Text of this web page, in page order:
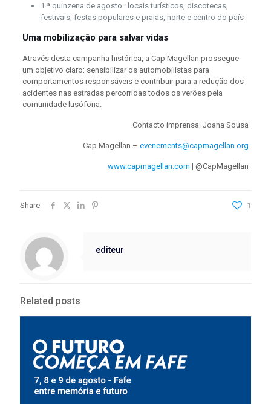
1.ª quinzena de agosto : locais turísticos, discotecas,
festivais, festas populares e praias, norte e centro do país
Uma mobilização para salvar vidas
Através desta campanha histórica, a Cap Magellan prossegue
um objetivo claro: sensibilizar os automobilistas para
comportamentos responsáveis e contribuir para a redução dos
acidentes nas estradas percorridas todos os verões pela
comunidade lusófona.
Contacto imprensa: Joana Sousa
Cap Magellan –evenements@capmagellan.org
www.capmagellan.com | @CapMagellan
Share 1
editeur
Related posts